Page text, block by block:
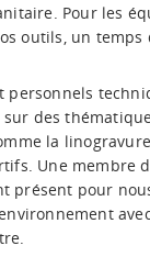
Pour les
outils, un temps
personnels
sur des
la
Une membre
présent pour